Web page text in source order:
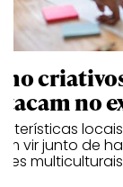
no
vir junto de
multiculturais